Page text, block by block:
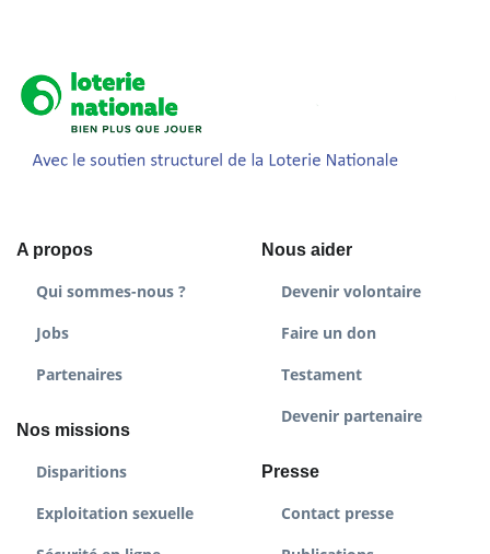
A propos
Qui sommes-nous ?
Jobs
Partenaires
Nos missions
Disparitions
Exploitation sexuelle
Nous aider
Devenir volontaire
Faire un don
Testament
Devenir partenaire
Presse
Contact presse